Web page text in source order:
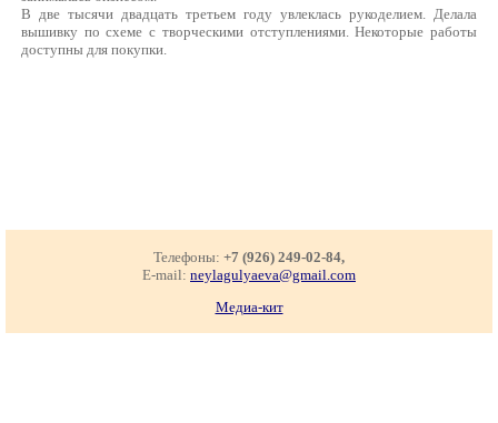
В две тысячи двадцать третьем году увлеклась рукоделием. Делала
вышивку по схеме с творческими отступлениями. Некоторые работы
доступны для покупки.
Телефоны: +7 (926) 249-02-84,
E-mail: neylagulyaeva@gmail.com
Медиа-кит